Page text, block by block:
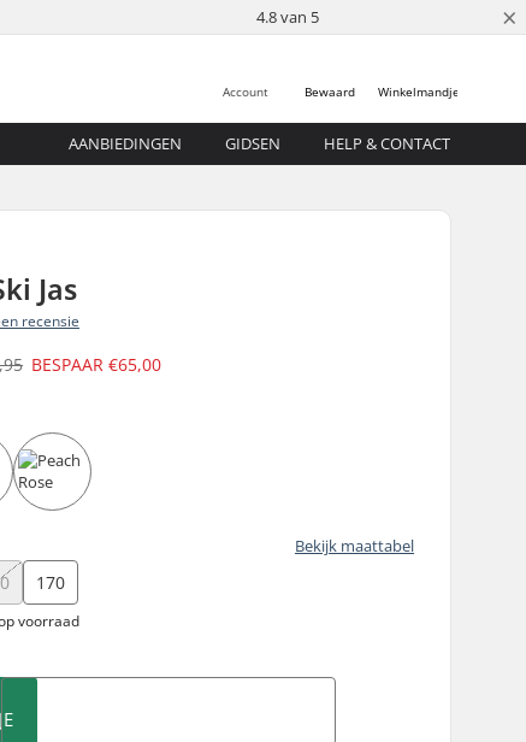
4.8 van 5 ×
Winkelmandje
Bewaard
Account
AANBIEDINGEN GIDSEN HELP & CONTACT
Jas
recensie
BESPAAR€65,00
Bekijk maattabel
170
voorraad